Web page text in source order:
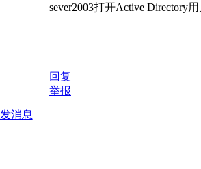
发消息
sever2003打开Active Directory
回复
举报